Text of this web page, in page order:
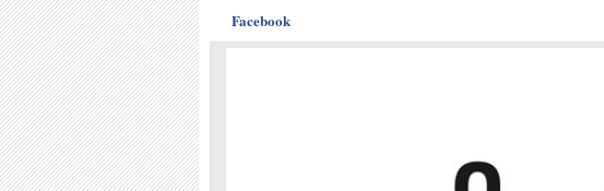
Facebook